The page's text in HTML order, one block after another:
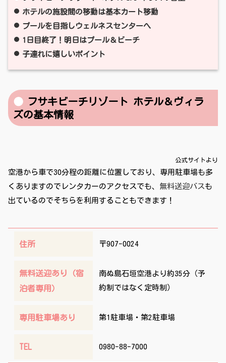
ホテルの施設間の移動は基本カート移動
プールを目指しウェルネスセンターへ
1日目終了！明日はプール＆ビーチ
子連れに嬉しいポイント
フサキビーチリゾート ホテル＆ヴィラ
ズの基本情報
公式サイトより
空港から車で30分程の距離に位置しており、専用駐車場も多
くありますのでレンタカーのアクセスでも、 無料送迎バスも
出ているのでそちらを利用することもできます！
住所 〒907-0024
無料送迎あり（宿
泊者専用）
南ぬ島石垣空港より約35分（予
約制ではなく定時制）
専用駐車場あり 第1駐車場・第2駐車場
TEL 0980-88-7000